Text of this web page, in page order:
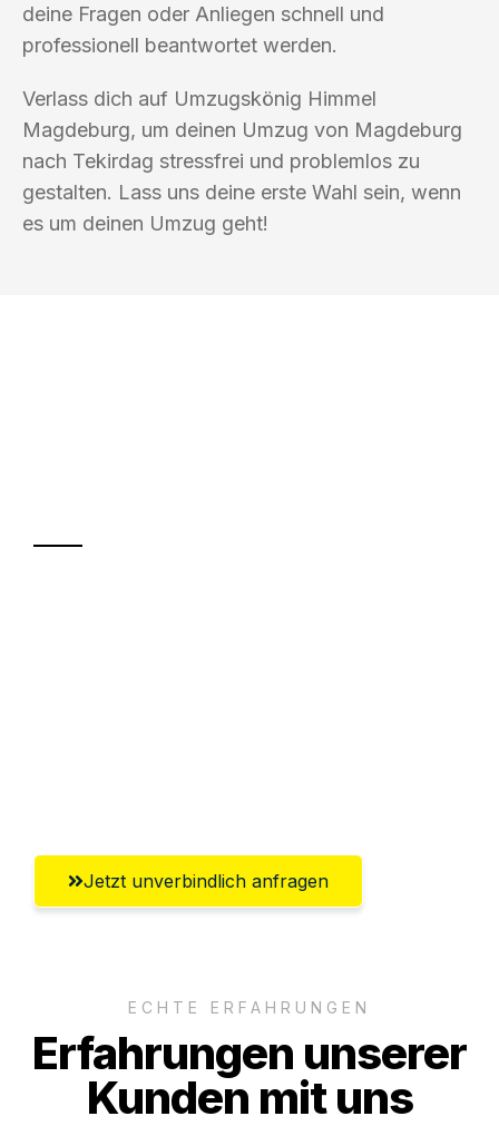
deine Fragen oder Anliegen schnell und
professionell beantwortet werden.
Verlass dich auf Umzugskönig Himmel
Magdeburg, um deinen Umzug von Magdeburg
nach Tekirdag stressfrei und problemlos zu
gestalten. Lass uns deine erste Wahl sein, wenn
es um deinen Umzug geht!
Jetzt unverbindlich anfragen
ECHTE ERFAHRUNGEN
Erfahrungen unserer
Kunden mit uns